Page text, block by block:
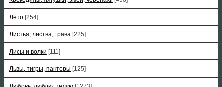
Лето [254]
Листья, листва, трава [225]
Лисы и волки [111]
Львы, тигры, пантеры [125]
Любовь, люблю, целую [1273]